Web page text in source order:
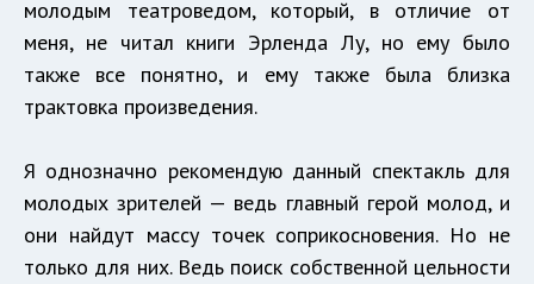
молодым театроведом, который, в отличие от
меня, не читал книги Эрленда Лу, но ему было
также все понятно, и ему также была близка
трактовка произведения.
Я однозначно рекомендую данный спектакль для
молодых зрителей — ведь главный герой молод, и
они найдут массу точек соприкосновения. Но не
только для них. Ведь поиск собственной цельности